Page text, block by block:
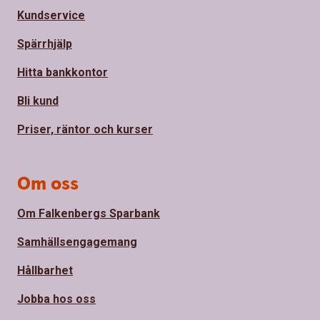
Kundservice
Spärrhjälp
Hitta bankkontor
Bli kund
Priser, räntor och kurser
Om oss
Om Falkenbergs Sparbank
Samhällsengagemang
Hållbarhet
Jobba hos oss